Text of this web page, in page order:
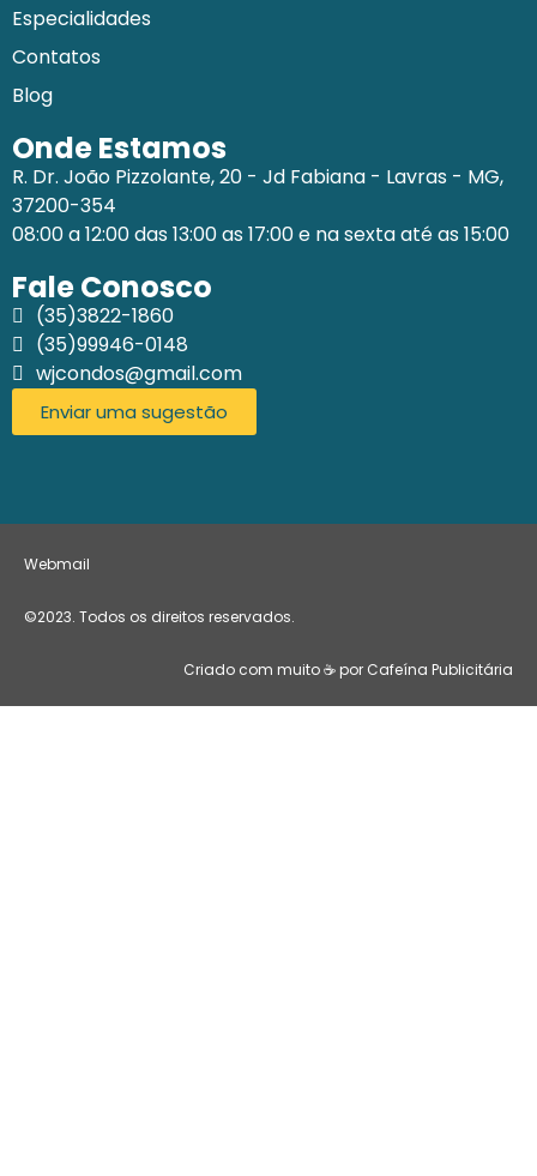
Especialidades
Contatos
Blog
Onde Estamos
R. Dr. João Pizzolante, 20 - Jd Fabiana - Lavras - MG,
37200-354
08:00 a 12:00 das 13:00 as 17:00 e na sexta até as 15:00
Fale Conosco
(35)3822-1860
(35)99946-0148
wjcondos@gmail.com
Enviar uma sugestão
Webmail
©2023. Todos os direitos reservados.
Criado com muito ☕ por Cafeína Publicitária